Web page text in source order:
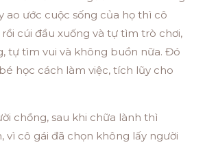
ao ước cuộc sống của họ thì cô
cúi đầu xuống và tự tìm trò chơi,
tự tìm vui và không buồn nữa. Đó
học cách làm việc, tích lũy cho
chồng, sau khi chữa lành thì
vì cô gái đã chọn không lấy người